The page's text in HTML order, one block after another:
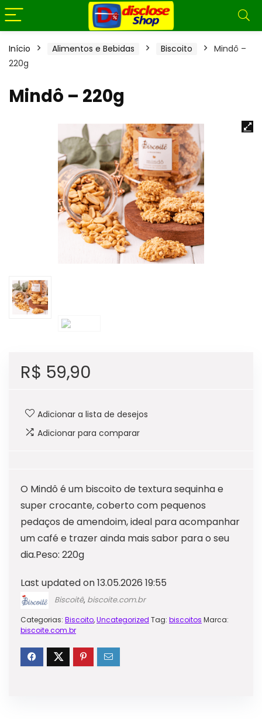
Início Alimentos e Bebidas Biscoito
Mindô –
220g
Mindô – 220g
R$ 59,90
Adicionar a lista de desejos
Adicionar para comparar
O Mindô é um biscoito de textura sequinha e
super crocante, coberto com pequenos
pedaços de amendoim, ideal para acompanhar
um café e trazer ainda mais sabor para o seu
dia.Peso: 220g
Last updated on 13.05.2026 19:55
Biscoitê, biscoite.com.br
Categorias: Biscoito,Uncategorized Tag: biscoitos Marca:
biscoite.com.br